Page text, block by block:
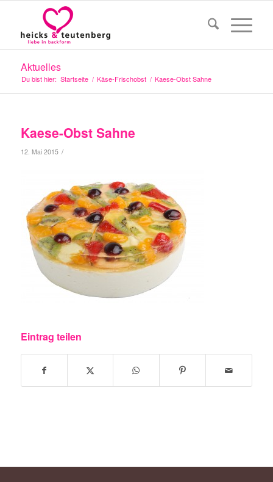
Aktuelles
Du bist hier: Startseite / Käse-Frischobst / Kaese-Obst Sahne
Kaese-Obst Sahne
12. Mai 2015 /
Eintrag teilen